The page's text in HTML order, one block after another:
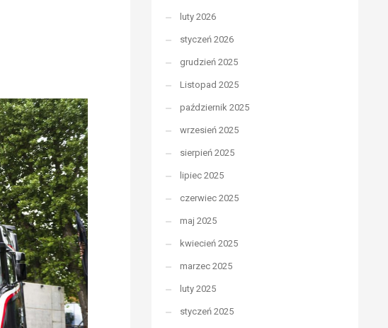
luty 2026
styczeń 2026
grudzień 2025
Listopad 2025
październik 2025
wrzesień 2025
sierpień 2025
lipiec 2025
czerwiec 2025
maj 2025
kwiecień 2025
marzec 2025
luty 2025
styczeń 2025